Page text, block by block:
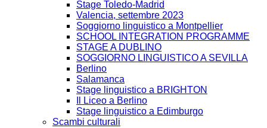
Stage Toledo-Madrid
Valencia, settembre 2023
Soggiorno linguistico a Montpellier
SCHOOL INTEGRATION PROGRAMME
STAGE A DUBLINO
SOGGIORNO LINGUISTICO A SEVILLA
Berlino
Salamanca
Stage linguistico a BRIGHTON
Il Liceo a Berlino
Stage linguistico a Edimburgo
Scambi culturali